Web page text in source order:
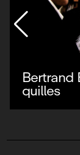
Bertrand
quilles